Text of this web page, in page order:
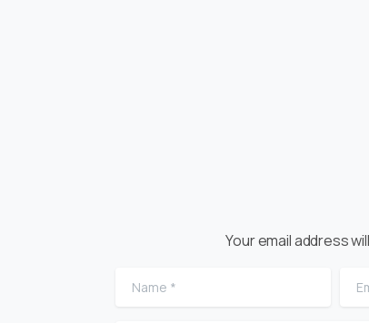
Your email address
Name
Email